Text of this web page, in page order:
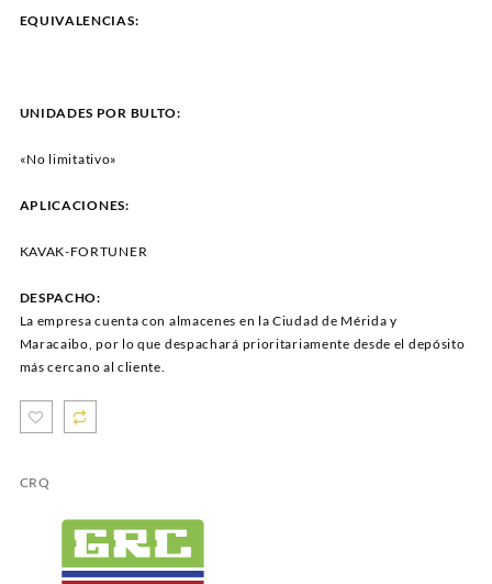
EQUIVALENCIAS:
UNIDADES POR BULTO:
«No limitativo»
APLICACIONES:
KAVAK-FORTUNER
DESPACHO:
La empresa cuenta con almacenes en la Ciudad de Mérida y
Maracaibo, por lo que despachará prioritariamente desde el depósito
más cercano al cliente.
CRQ